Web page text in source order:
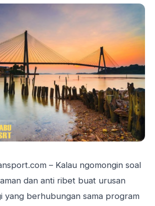
– Kalau ngomongin soal
dan anti ribet buat urusan
yang berhubungan sama program